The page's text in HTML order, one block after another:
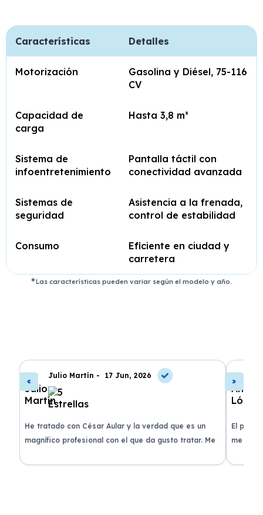
Características Detalles
Motorización
Gasolina y Diésel, 75-116
CV
Capacidad de
carga
Hasta 3,8 m³
Sistema de
infoentretenimiento
Pantalla táctil con
conectividad avanzada
Sistemas de
seguridad
Asistencia a la frenada,
control de estabilidad
Consumo
Eficiente en ciudad y
carretera
Las características pueden variar según el modelo y año.
Julio Martín - 17 Jun, 2026
He tratado con César Aular y la verdad que es un
magnífico profesional con el que da gusto tratar. Me
recomiendo un montón, muchas gracias!
El
me
plazo